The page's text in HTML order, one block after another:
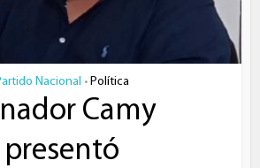
Nacional • Política
Camy
presentó